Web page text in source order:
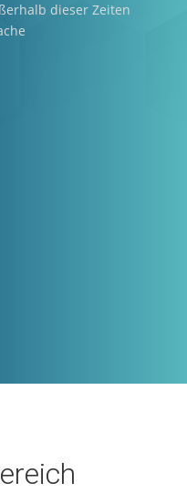
dieser Zeiten